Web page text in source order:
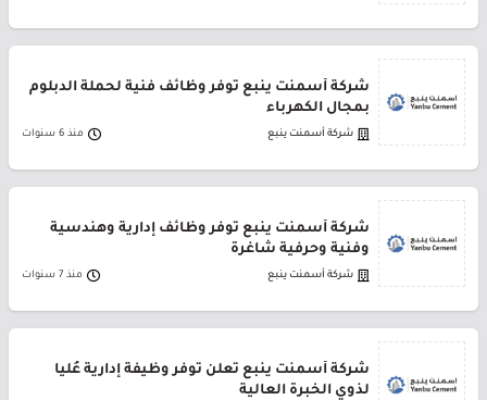
شركة أسمنت ينبع توفر وظائف فنية لحملة الدبلوم
بمجال الكهرباء
شركة أسمنت ينبع منذ 6 سنوات
شركة أسمنت ينبع توفر وظائف إدارية وهندسية
وفنية وحرفية شاغرة
شركة أسمنت ينبع منذ 7 سنوات
شركة أسمنت ينبع تعلن توفر وظيفة إدارية عُليا
لذوي الخبرة العالية